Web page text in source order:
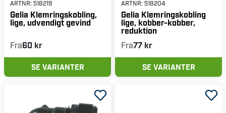
ARTNR: 518219
Gelia Klemringskobling,
lige, udvendigt gevind
Fra60 kr
SE VARIANTER
ARTNR: 518204
Gelia Klemringskobling
lige, kobber-kobber,
reduktion
Fra77 kr
SE VARIANTER